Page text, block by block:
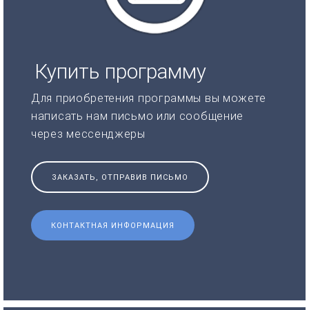
Купить программу
Для приобретения программы вы можете
написать нам письмо или сообщение
через мессенджеры
ЗАКАЗАТЬ, ОТПРАВИВ ПИСЬМО
КОНТАКТНАЯ ИНФОРМАЦИЯ